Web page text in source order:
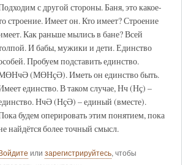
с другой стороны. Баня, это какое-
строение. Имеет он. Кто имеет? Строение
Как раньше мылись в бане? Всей
И бабы, мужики и дети. Единство
Пробуем подставить единство.
(МӨНҫӘ). Иметь он единство быть.
единство. В таком случае, Нч (Нҫ) –
НчӘ (НҫӘ) – единый (вместе).
будем оперировать этим понятием, пока
найдётся более точный смысл.
или зарегистрируйтесь, чтобы